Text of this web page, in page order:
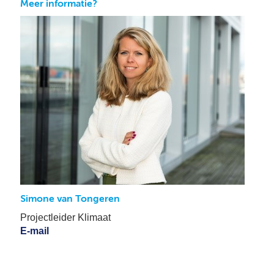
Meer informatie?
Simone van Tongeren
Projectleider Klimaat
E-mail